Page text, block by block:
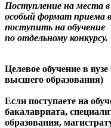
Поступление на места
особый формат приема
поступить на обучение
по отдельному конкурсу.
Целевое обучение в
высшего образования)
Если поступаете на
бакалавриата,
образования,